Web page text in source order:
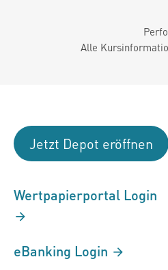
Alle
Jetzt Depot eröffnen
Wertpapierportal Login
eBanking Login